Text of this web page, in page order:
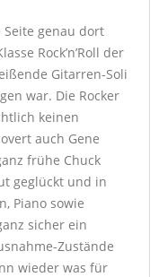
genau dort
Rock’n’Roll der
Gitarren-Soli
war. Die Rocker
keinen
auch Gene
frühe Chuck
geglückt und in
Piano sowie
sicher ein
Zustände
wieder was für